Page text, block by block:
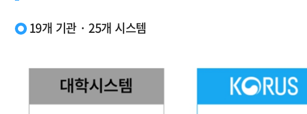
19개 기관 · 25개 시스템